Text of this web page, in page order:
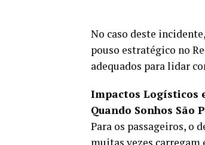
No caso deste
pouso estratégico no
adequados para lidar
Impactos Logísticos
Quando Sonhos São
Para os passageiros, o